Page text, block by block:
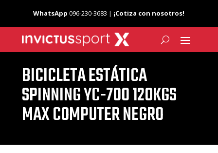
WhatsApp 096-230-3683 | ¡Cotiza con nosotros!
BICICLETA ESTÁTICA
SPINNING YC-700 120KGS
MAX COMPUTER NEGRO